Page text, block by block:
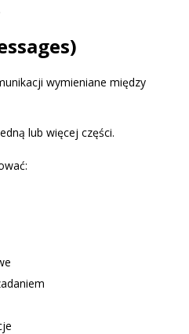
wymieniane między
lub więcej części.